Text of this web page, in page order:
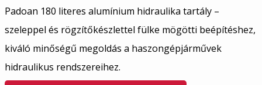
Padoan 180 literes alumínium hidraulika tartály –
szeleppel és rögzítőkészlettel fülke mögötti beépítéshez,
kiváló minőségű megoldás a haszongépjárművek
hidraulikus rendszereihez.